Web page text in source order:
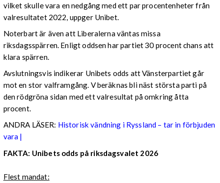
vilket skulle vara en nedgång med ett par procentenheter från
valresultatet 2022, uppger Unibet.
Noterbart är även att Liberalerna väntas missa
riksdagsspärren. Enligt oddsen har partiet 30 procent chans att
klara spärren.
Avslutningsvis indikerar Unibets odds att Vänsterpartiet går
mot en stor valframgång. V beräknas bli näst största parti på
den rödgröna sidan med ett valresultat på omkring åtta
procent.
ANDRA LÄSER: Historisk vändning i Ryssland – tar in förbjuden
vara |
FAKTA: Unibets odds på riksdagsvalet 2026
Flest mandat: